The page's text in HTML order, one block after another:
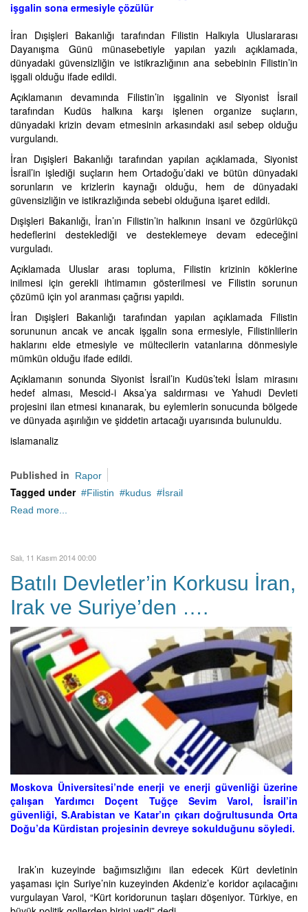
işgalin sona ermesiyle çözülür
İran Dışişleri Bakanlığı tarafından Filistin Halkıyla Uluslararası
Dayanışma Günü münasebetiyle yapılan yazılı açıklamada,
dünyadaki güvensizliğin ve istikrazlığının ana sebebinin Filistin’in
işgali olduğu ifade edildi.
Açıklamanın devamında Filistin’in işgalinin ve Siyonist İsrail
tarafından Kudüs halkına karşı işlenen organize suçların,
dünyadaki krizin devam etmesinin arkasındaki asıl sebep olduğu
vurgulandı.
İran Dışişleri Bakanlığı tarafından yapılan açıklamada, Siyonist
İsrail’in işlediği suçların hem Ortadoğu’daki ve bütün dünyadaki
sorunların ve krizlerin kaynağı olduğu, hem de dünyadaki
güvensizliğin ve istikrazlığında sebebi olduğuna işaret edildi.
Dışişleri Bakanlığı, İran’ın Filistin’in halkının insani ve özgürlükçü
hedeflerini desteklediği ve desteklemeye devam edeceğini
vurguladı.
Açıklamada Uluslar arası topluma, Filistin krizinin köklerine
inilmesi için gerekli ihtimamın gösterilmesi ve Filistin sorunun
çözümü için yol aranması çağrısı yapıldı.
İran Dışişleri Bakanlığı tarafından yapılan açıklamada Filistin
sorununun ancak ve ancak işgalin sona ermesiyle, Filistinlilerin
haklarını elde etmesiyle ve mültecilerin vatanlarına dönmesiyle
mümkün olduğu ifade edildi.
Açıklamanın sonunda Siyonist İsrail’in Kudüs’teki İslam mirasını
hedef alması, Mescid-i Aksa’ya saldırması ve Yahudi Devleti
projesini ilan etmesi kınanarak, bu eylemlerin sonucunda bölgede
ve dünyada aşırılığın ve şiddetin artacağı uyarısında bulunuldu.
islamanaliz
Published in Rapor
Tagged under Filistin kudus
İsrail
Read more...
Salı, 11 Kasım 2014 00:00
Batılı Devletler’in Korkusu İran,
Irak ve Suriye’den ….
Moskova Üniversitesi’nde enerji ve enerji güvenliği üzerine
çalışan Yardımcı Doçent Tuğçe Sevim Varol, İsrail’in
güvenliği, S.Arabistan ve Katar’ın çıkarı doğrultusunda Orta
Doğu’da Kürdistan projesinin devreye sokulduğunu söyledi.
Irak’ın kuzeyinde bağımsızlığını ilan edecek Kürt devletinin
yaşaması için Suriye’nin kuzeyinden Akdeniz’e koridor açılacağını
vurgulayan Varol, “Kürt koridorunun taşları döşeniyor. Türkiye, en